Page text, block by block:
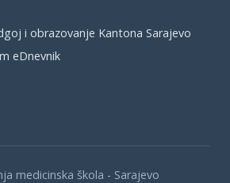
i obrazovanje Kantona Sarajevo
eDnevnik
medicinska škola - Sarajevo